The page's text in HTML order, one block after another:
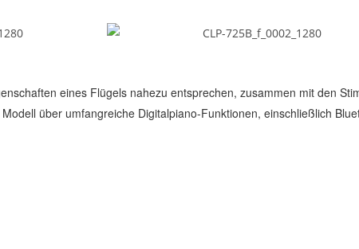
eines Flügels nahezu entsprechen, zusammen mit den
über umfangreiche Digitalpiano-Funktionen, einschließlich